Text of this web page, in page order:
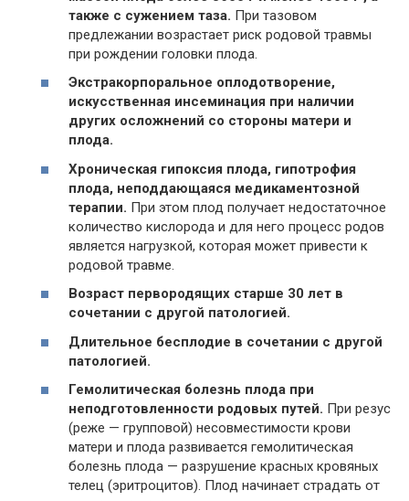
также с сужением таза. При тазовом
предлежании возрастает риск родовой травмы
при рождении головки плода.
Экстракорпоральное оплодотворение,
искусственная инсеминация при наличии
других осложнений со стороны матери и
плода.
Хроническая гипоксия плода, гипотрофия
плода, неподдающаяся медикаментозной
терапии. При этом плод получает недостаточное
количество кислорода и для него процесс родов
является нагрузкой, которая может привести к
родовой травме.
Возраст первородящих старше 30 лет в
сочетании с другой патологией.
Длительное бесплодие в сочетании с другой
патологией.
Гемолитическая болезнь плода при
неподготовленности родовых путей. При резус
(реже — групповой) несовместимости крови
матери и плода развивается гемолитическая
болезнь плода — разрушение красных кровяных
телец (эритроцитов). Плод начинает страдать от